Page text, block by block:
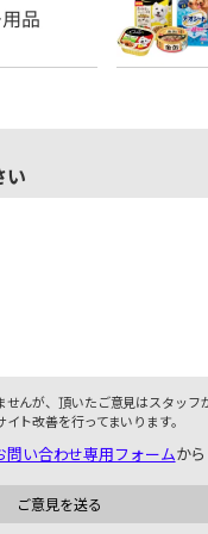
い
せんが、頂いたご意見はスタッフ
ト改善を行ってまいります。
問い合わせ専用フォームから